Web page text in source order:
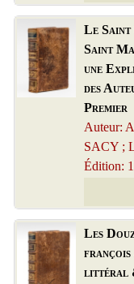
Le Saint
Saint
une
des
Premier
Auteur:
SACY ;
Édition:
Les
françois
littéral